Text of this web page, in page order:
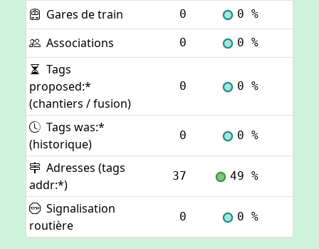
Gares de train 0 0 %
Associations 0 0 %
Tags
proposed:*
(chantiers / fusion)
0 0 %
Tags was:*
(historique)
0 0 %
Adresses (tags
addr:*)
37 49 %
Signalisation
routière
0 0 %